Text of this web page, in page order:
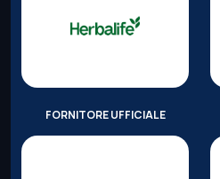
FORNITORE UFFICIALE